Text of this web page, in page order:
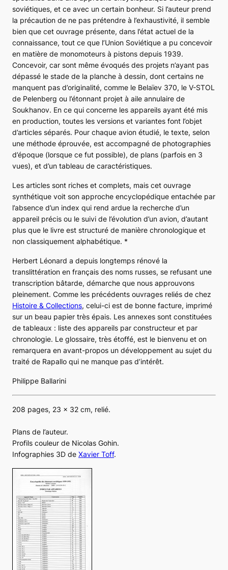
soviétiques, et ce avec un certain bonheur. Si l’auteur prend
la précaution de ne pas prétendre à l’exhaustivité, il semble
bien que cet ouvrage présente, dans l’état actuel de la
connaissance, tout ce que l’Union Soviétique a pu concevoir
en matière de monomoteurs à pistons depuis 1939.
Concevoir, car sont même évoqués des projets n’ayant pas
dépassé le stade de la planche à dessin, dont certains ne
manquent pas d’originalité, comme le Belaïev 370, le V-STOL
de Pelenberg ou l’étonnant projet à aile annulaire de
Soukhanov. En ce qui concerne les appareils ayant été mis
en production, toutes les versions et variantes font l’objet
d’articles séparés. Pour chaque avion étudié, le texte, selon
une méthode éprouvée, est accompagné de photographies
d’époque (lorsque ce fut possible), de plans (parfois en 3
vues), et d’un tableau de caractéristiques.
Les articles sont riches et complets, mais cet ouvrage
synthétique voit son approche encyclopédique entachée par
l’absence d’un index qui rend ardue la recherche d’un
appareil précis ou le suivi de l’évolution d’un avion, d’autant
plus que le livre est structuré de manière chronologique et
non classiquement alphabétique. *
Herbert Léonard a depuis longtemps rénové la
translittération en français des noms russes, se refusant une
transcription bâtarde, démarche que nous approuvons
pleinement. Comme les précédents ouvrages reliés de chez
Histoire & Collections, celui-ci est de bonne facture, imprimé
sur un beau papier très épais. Les annexes sont constituées
de tableaux : liste des appareils par constructeur et par
chronologie. Le glossaire, très étoffé, est le bienvenu et on
remarquera en avant-propos un développement au sujet du
traité de Rapallo qui ne manque pas d’intérêt.
Philippe Ballarini
208 pages, 23 x 32 cm, relié.
Plans de l’auteur.
Profils couleur de Nicolas Gohin.
Infographies 3D de Xavier Toff.